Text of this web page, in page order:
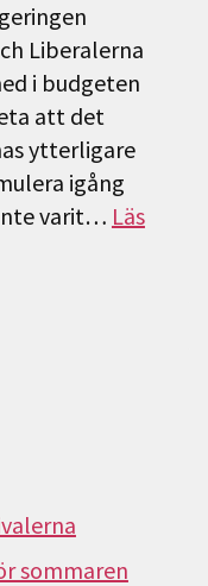
Liberalerna
i budgeten
att det
ytterligare
igång
varit… Läs
sommaren